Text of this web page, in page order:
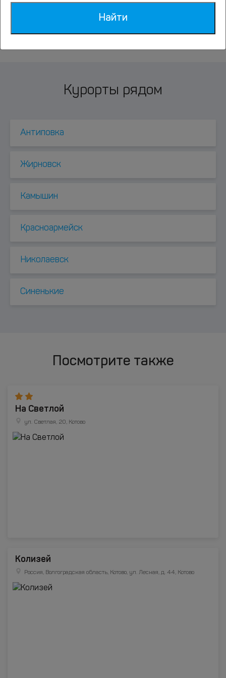
К сожалению, размещение с домашними
животными не допускается.
Курорты рядом
Антиповка
Жирновск
Камышин
Красноармейск
Николаевск
Синенькие
Посмотрите также
На Светлой
ул. Светлая, 20, Котово
Колизей
Россия, Волгоградская область, Котово, ул. Лесная, д. 44, Котово
Найти